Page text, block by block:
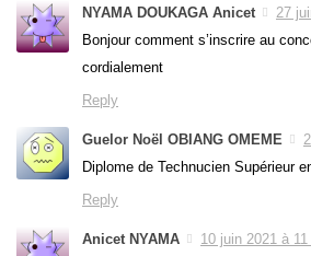
NYAMA DOUKAGA Anicet
27
Bonjour comment s’inscrire au
cordialement
Reply
Guelor Noël OBIANG OMEME
Diplome de Technucien Supérieur
Reply
Anicet NYAMA
10 juin 2021 à